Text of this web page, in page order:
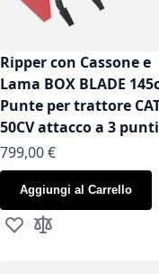
Ripper con Cassone e
Lama BOX BLADE
Punte per trattore
50CV attacco a 3 punti
799,00 €
Aggiungi al Carrello
Aggiungi alla lista
Aggiungi al